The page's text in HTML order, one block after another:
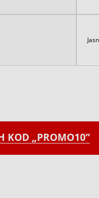
KOD „PROMO10”